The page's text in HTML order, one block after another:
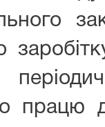
працю